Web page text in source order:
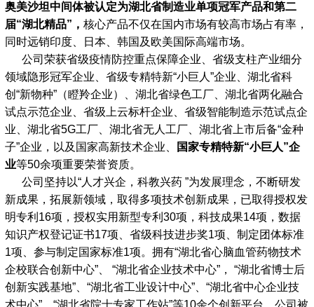
奥美沙坦中间体被认定为湖北省制造业单项冠军产品和第二
届“湖北精品”， 核心产品不仅在国内市场有较高市场占有率，
同时远销印度、日本、韩国及欧美国际高端市场。
公司荣获省级疫情防控重点保障企业、省级支柱产业细分
领域隐形冠军企业、省级专精特新“小巨人”企业、湖北省科
创“新物种”（瞪羚企业）、湖北省绿色工厂、湖北省两化融合
试点示范企业、省级上云标杆企业、省级智能制造示范试点企
业、湖北省5G工厂、湖北省无人工厂、湖北省上市后备“金种
子”企业，以及国家高新技术企业、
国家专精特新“小巨人”企
业等50余项重要荣誉资质。
公司坚持以“人才兴企，科教兴药 ”为发展理念，不断研发
新成果，拓展新领域，取得多项技术创新成果，已取得授权发
明专利16项，授权实用新型专利30项，科技成果14项，数据
知识产权登记证书17项、省级科技进步奖1项、制定团体标准
1项、参与制定国家标准1项。拥有“湖北省心脑血管药物技术
企校联合创新中心”、 “湖北省企业技术中心”， “湖北省博士后
创新实践基地”、“湖北省工业设计中心”、“湖北省中心企业技
术中心”、“湖北省院士专家工作站”等10余个创新平台，公司被